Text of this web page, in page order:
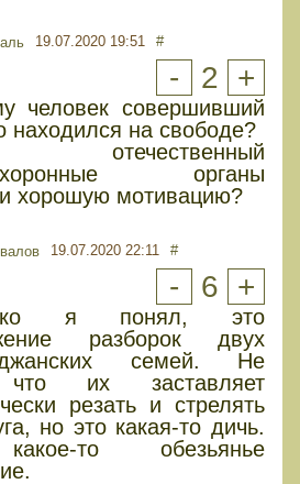
19.07.2020 19:51 #
- 2 +
человек совершивший
находился на свободе?
органы
хорошую мотивацию?
19.07.2020 22:11 #
- 6 +
я понял, это
разборок двух
семей. Не
их заставляет
резать и стрелять
но это какая-то дичь.
то обезьянье